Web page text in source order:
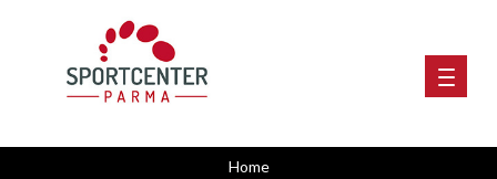
Home